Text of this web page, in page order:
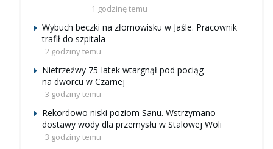
1 godzinę temu
Wybuch beczki na złomowisku w Jaśle. Pracownik
trafił do szpitala
2 godziny temu
Nietrzeźwy 75-latek wtargnął pod pociąg
na dworcu w Czarnej
3 godziny temu
Rekordowo niski poziom Sanu. Wstrzymano
dostawy wody dla przemysłu w Stalowej Woli
3 godziny temu